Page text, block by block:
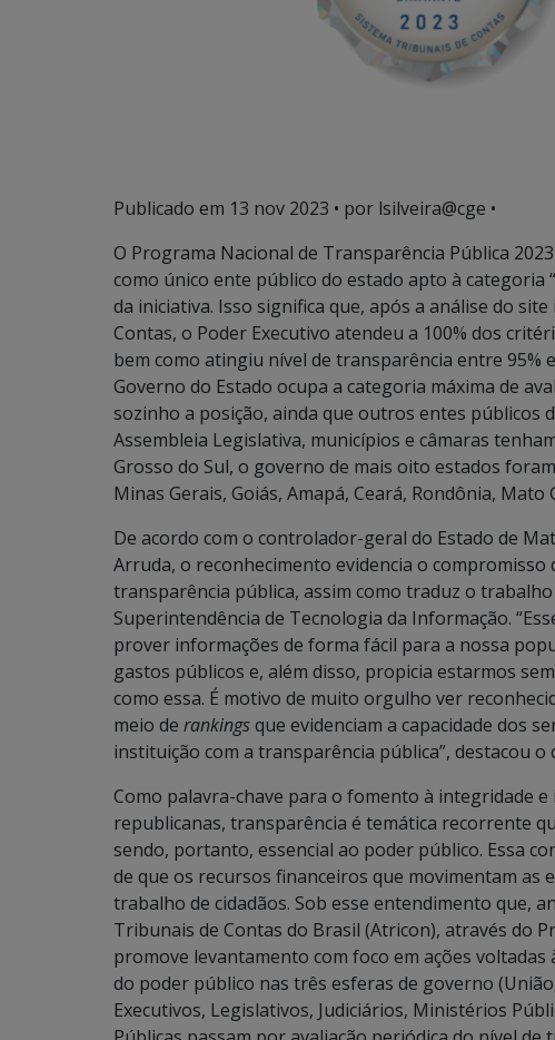
Publicado em 13 nov 2023 • por lsilveira@cge •
O Programa Nacional de Transparência Pública
como único ente público do estado apto à categoria
da iniciativa. Isso significa que, após a análise do
Contas, o Poder Executivo atendeu a 100% dos
bem como atingiu nível de transparência entre 95%
Governo do Estado ocupa a categoria máxima de
sozinho a posição, ainda que outros entes públicos
Assembleia Legislativa, municípios e câmaras
Grosso do Sul, o governo de mais oito estados
Minas Gerais, Goiás, Amapá, Ceará, Rondônia, Mato
De acordo com o controlador-geral do Estado de
Arruda, o reconhecimento evidencia o compromisso
transparência pública, assim como traduz o
Superintendência de Tecnologia da Informação.
prover informações de forma fácil para a nossa
gastos públicos e, além disso, propicia estarmos
como essa. É motivo de muito orgulho ver
meio de rankingsque evidenciam a capacidade dos
instituição com a transparência pública”, destacou
Como palavra-chave para o fomento à integridade
republicanas, transparência é temática recorrente
sendo, portanto, essencial ao poder público. Essa
de que os recursos financeiros que movimentam
trabalho de cidadãos. Sob esse entendimento que,
Tribunais de Contas do Brasil (Atricon), através do
promove levantamento com foco em ações
do poder público nas três esferas de governo
Executivos, Legislativos, Judiciários, Ministérios